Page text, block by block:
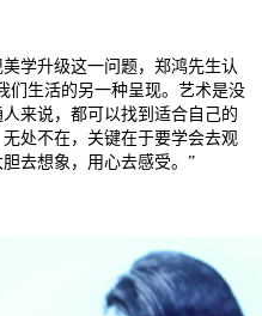
学升级这一问题，郑鸿先生认
们生活的另一种呈现。艺术是没
来说，都可以找到适合自己的
处不在，关键在于要学会去观
去想象，用心去感受。”